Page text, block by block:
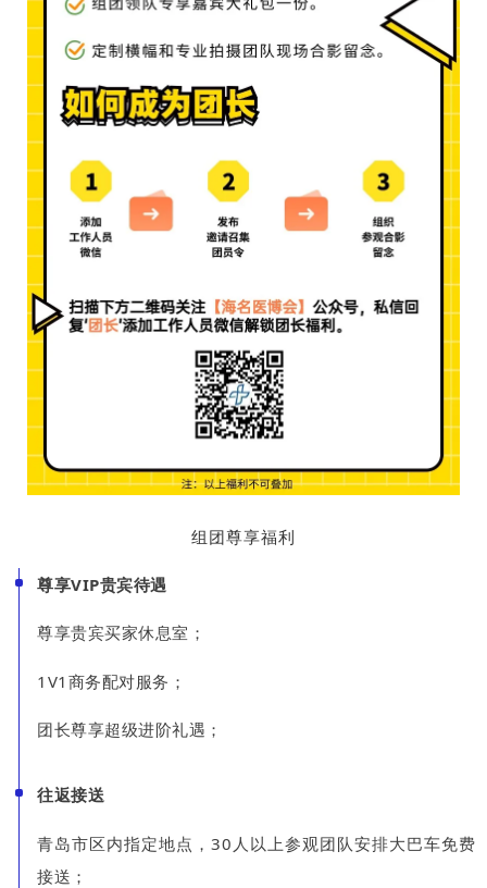
组团尊享福利
尊享VIP贵宾待遇
尊享贵宾买家休息室；
1V1商务配对服务；
团长尊享超级进阶礼遇；
往返接送
青岛市区内指定地点，30人以上参观团队安排大巴车免费
接送；